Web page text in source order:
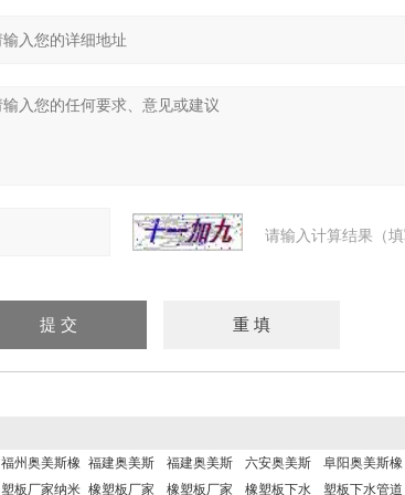
请输入计算结果（
福州奥美斯橡
塑板厂家纳米
福建奥美斯
橡塑板厂家
福建奥美斯
橡塑板厂家
六安奥美斯
橡塑板下水
阜阳奥美斯橡
塑板下水管道